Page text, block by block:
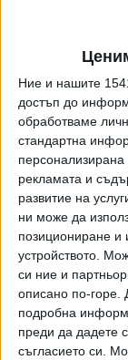
Ние и нашите
достъп до
обработваме
стандартна
рекламата и
развитие на
ни може да
позициониране и
устройството.
си ние и
описано по-горе.
подробна
преди да дадете
съгласието си.
Хавайската
Видео